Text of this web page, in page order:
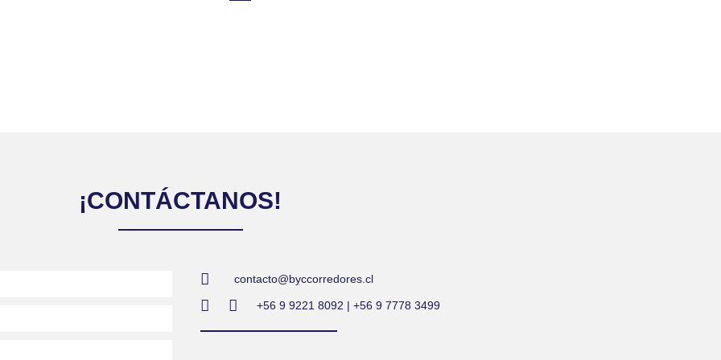
¡CONTÁCTANOS!
contacto@byccorredores.cl
+56 9 9221 8092 | +56 9 7778 3499